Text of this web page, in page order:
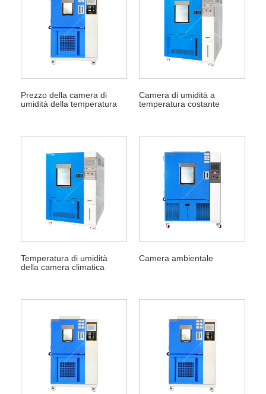
Prezzo della camera di
umidità della temperatura
Camera di umidità a
temperatura costante
Temperatura di umidità
della camera climatica
Camera ambientale